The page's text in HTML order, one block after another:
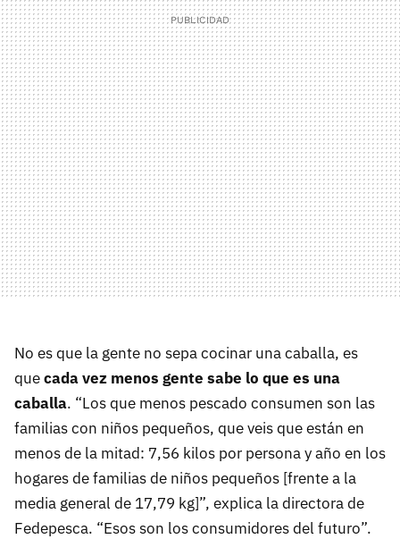
No es que la gente no sepa cocinar una caballa, es
quecada vez menos gente sabe lo que es una
caballa. “Los que menos pescado consumen son las
familias con niños pequeños, que veis que están en
menos de la mitad: 7,56 kilos por persona y año en los
hogares de familias de niños pequeños [frente a la
media general de 17,79 kg]”, explica la directora de
Fedepesca. “Esos son los consumidores del futuro”.